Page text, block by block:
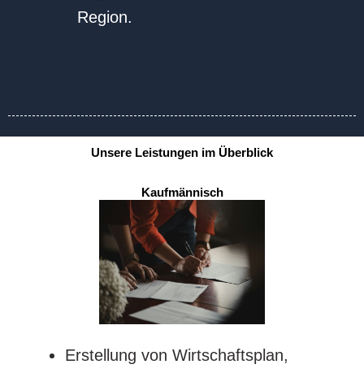
Region.
Unsere Leistungen im Überblick
Kaufmännisch
Erstellung von Wirtschaftsplan,